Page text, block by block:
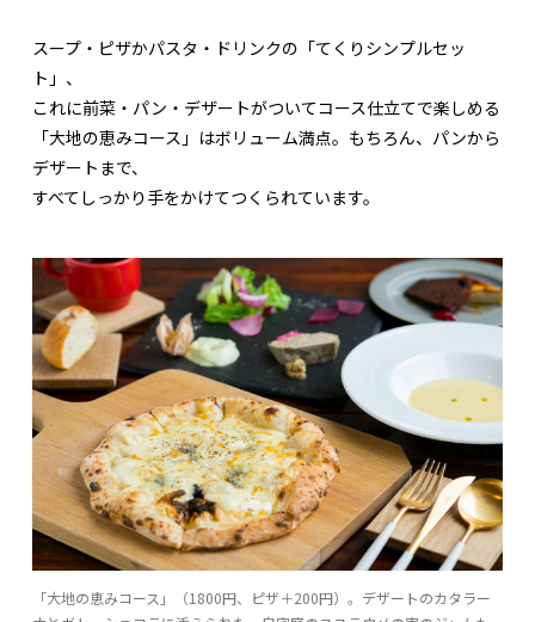
スープ・ピザかパスタ・ドリンクの「てくりシンプルセッ
ト」、
これに前菜・パン・デザートがついてコース仕立てで楽しめる
「大地の恵みコース」はボリューム満点。もちろん、パンから
デザートまで、
すべてしっかり手をかけてつくられています。
「大地の恵みコース」（1800円、ピザ＋200円）。デザートのカタラー